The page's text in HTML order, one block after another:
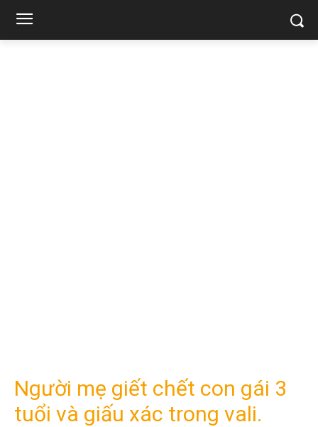
Người mẹ giết chết con gái 3
tuổi và giấu xác trong vali.